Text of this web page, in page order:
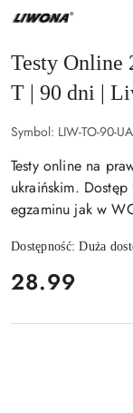
WYDAWNICTWO
LIWONA
Testy Online
T | 90 dni |
Symbol: LIW-TO-90-UA
Testy online na
ukraińskim.
egzaminu jak w
Dostępność:Duża
cena:
28.99